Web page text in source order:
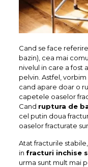
Cand se face
bazin), cea mai
nivelul in care a fost
pelvin. Astfel, vorbim
cand apare doar o
capetele oaselor
Cand ruptura de
cel putin doua
oaselor fracturate
Atat fracturile
in fracturi inchise
urma sunt mult mai